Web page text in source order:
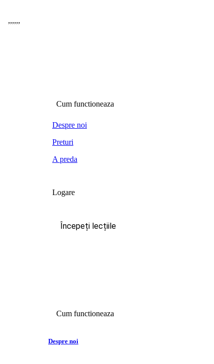
,,,,,,
Cum functioneaza
Despre noi
Preturi
A preda
Logare
Începeți lecțiile
Cum functioneaza
Despre noi